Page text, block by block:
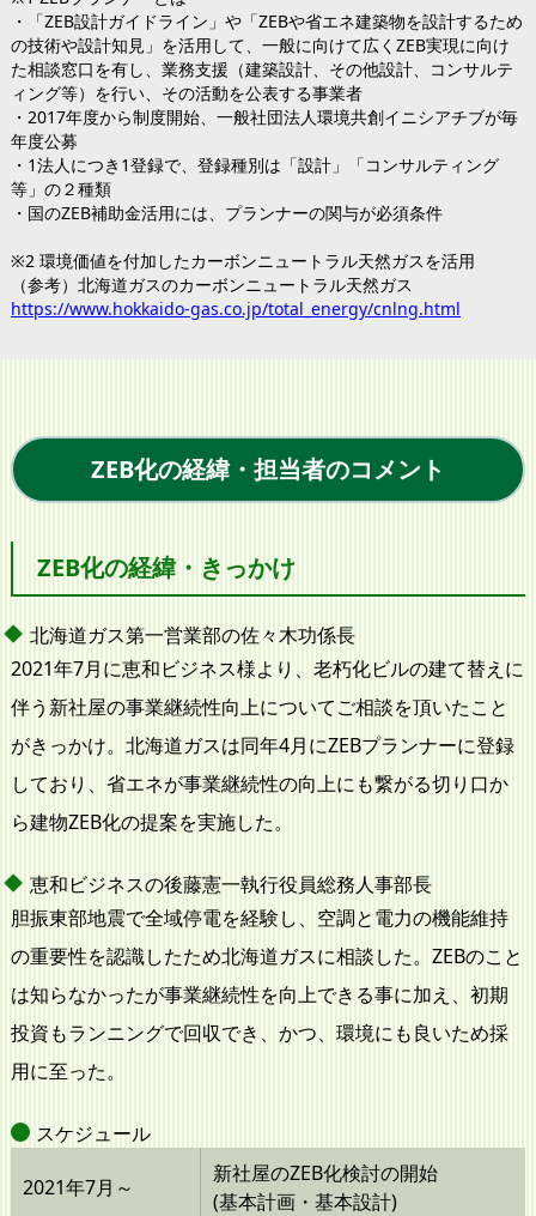
・「ZEB設計ガイドライン」や「ZEBや省エネ建築物を設計するため
の技術や設計知見」を活用して、一般に向けて広くZEB実現に向け
た相談窓口を有し、業務支援（建築設計、その他設計、コンサルテ
ィング等）を行い、その活動を公表する事業者
・2017年度から制度開始、一般社団法人環境共創イニシアチブが毎
年度公募
・1法人につき1登録で、登録種別は「設計」「コンサルティング
等」の２種類
・国のZEB補助金活用には、プランナーの関与が必須条件
※2 環境価値を付加したカーボンニュートラル天然ガスを活用
（参考）北海道ガスのカーボンニュートラル天然ガス
https://www.hokkaido-gas.co.jp/total_energy/cnlng.html
ZEB化の経緯・担当者のコメント
ZEB化の経緯・きっかけ
北海道ガス第一営業部の佐々木功係長
2021年7月に恵和ビジネス様より、老朽化ビルの建て替えに
伴う新社屋の事業継続性向上についてご相談を頂いたこと
がきっかけ。北海道ガスは同年4月にZEBプランナーに登録
しており、省エネが事業継続性の向上にも繋がる切り口か
ら建物ZEB化の提案を実施した。
恵和ビジネスの後藤憲一執行役員総務人事部長
胆振東部地震で全域停電を経験し、空調と電力の機能維持
の重要性を認識したため北海道ガスに相談した。ZEBのこと
は知らなかったが事業継続性を向上できる事に加え、初期
投資もランニングで回収でき、かつ、環境にも良いため採
用に至った。
スケジュール
2021年7月～
新社屋のZEB化検討の開始
(基本計画・基本設計)